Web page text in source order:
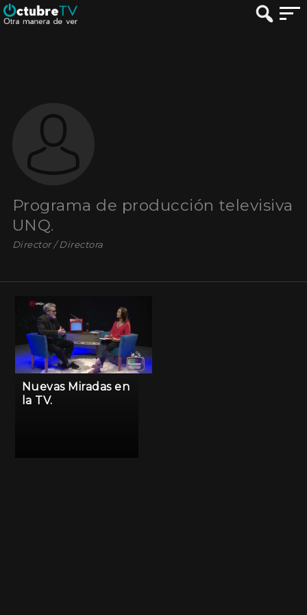
Programa de producción televisiva
UNQ.
Director / Directora
Nuevas Miradas en
la TV.